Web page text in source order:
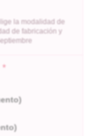
la modalidad de
de fabricación y
*